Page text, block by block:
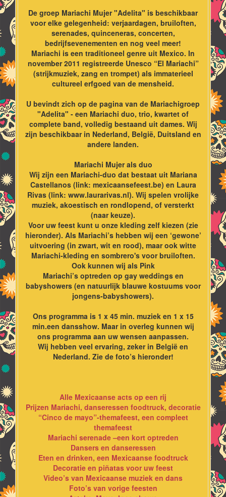
De groep Mariachi Mujer "Adelita" is beschikbaar
voor elke gelegenheid: verjaardagen, bruiloften,
serenades, quinceneras, concerten,
bedrijfsevenementen en nog veel meer!
Mariachi is een traditioneel genre uit Mexico. In
november 2011 registreerde Unesco “El Mariachi”
(strijkmuziek, zang en trompet) als immaterieel
cultureel erfgoed van de mensheid.
U bevindt zich op de pagina van de Mariachigroep
"Adelita" - een Mariachi duo, trio, kwartet of
complete band, volledig bestaand uit dames. Wij
zijn beschikbaar in Nederland, België, Duitsland en
andere landen.
Mariachi Mujer als duo
Wij zijn een Mariachi-duo dat bestaat uit Mariana
Castellanos (link: mexicaansefeest.be) en Laura
Rivas (link: www.laurarivas.nl). Wij spelen vrolijke
muziek, akoestisch en rondlopend, of versterkt
(naar keuze).
Voor uw feest kunt u onze kleding zelf kiezen (zie
hieronder). Als Mariachi’s hebben wij een ‘gewone’
uitvoering (in zwart, wit en rood), maar ook witte
Mariachi-kleding en sombrero's voor bruiloften.
Ook kunnen wij als Pink
Mariachi’s optreden op gay weddings en
babyshowers (en natuurlijk blauwe kostuums voor
jongens-babyshowers).
Ons programma is 1 x 45 min. muziek en 1 x 15
min.een dansshow. Maar in overleg kunnen wij
ons programma aan uw wensen aanpassen.
Wij hebben veel ervaring, zeker in België en
Nederland. Zie de foto’s hieronder!
Alle Mexicaanse acts op een rij
Prijzen Mariachi, danseressen foodtruck, decoratie
“Cinco de mayo”-themafeest, een compleet
themafeest
Mariachi serenade –een kort optreden
Dansers en danseressen
Eten en drinken, een Mexicaanse foodtruck
Decoratie en piñatas voor uw feest
Video’s van Mexicaanse muziek en dans
Foto’s van vorige feesten